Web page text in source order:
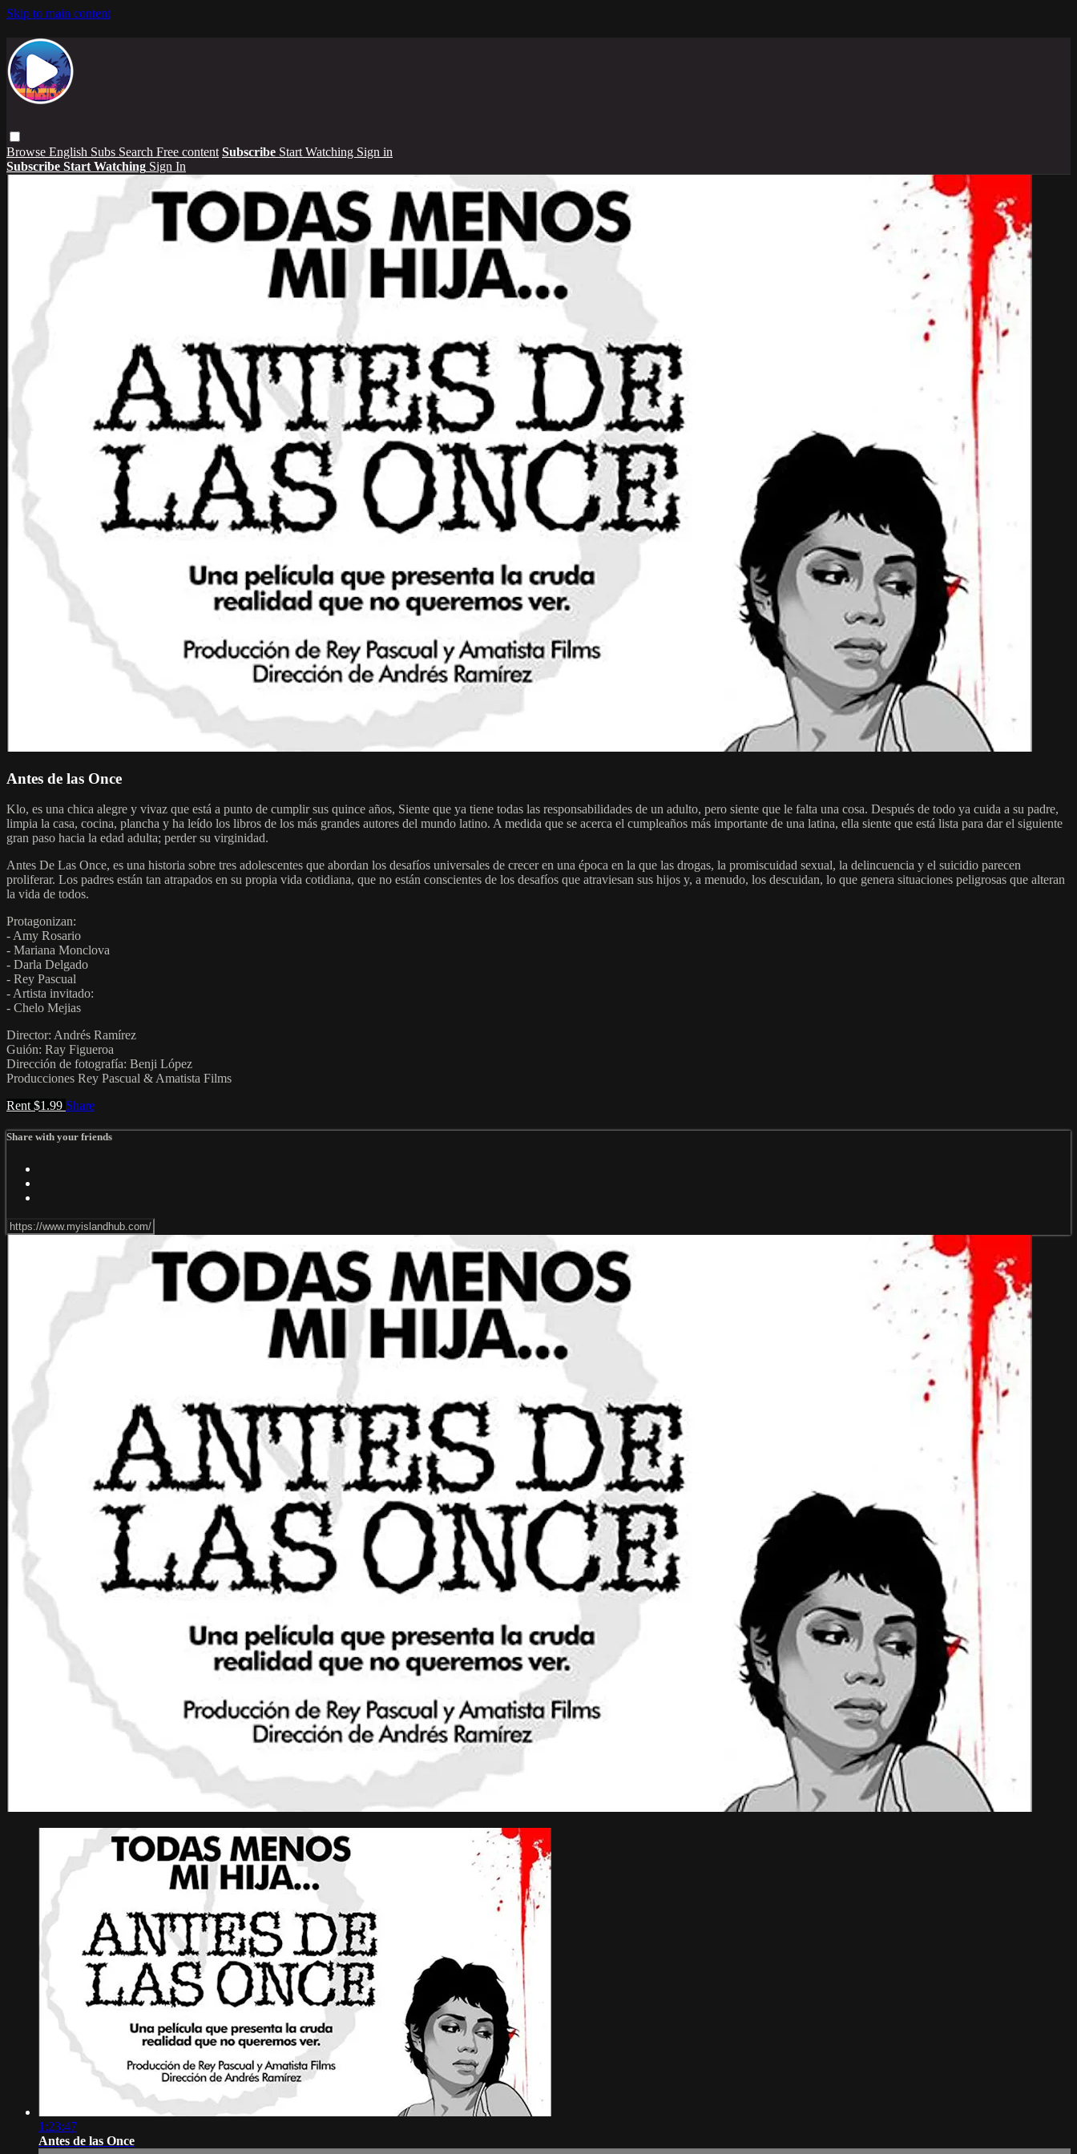
Skip to main content
Browse English Subs Search Free content Subscribe Start Watching Sign in
Subscribe Start Watching Sign In
Antes de las Once
Klo, es una chica alegre y vivaz que está a punto de cumplir sus quince años, Siente que ya tiene todas las responsabilidades de un adulto, pero siente que le falta una cosa. Después de todo ya cuida a su padre,
limpia la casa, cocina, plancha y ha leído los libros de los más grandes autores del mundo latino. A medida que se acerca el cumpleaños más importante de una latina, ella siente que está lista para dar el siguiente
gran paso hacia la edad adulta; perder su virginidad.
Antes De Las Once, es una historia sobre tres adolescentes que abordan los desafíos universales de crecer en una época en la que las drogas, la promiscuidad sexual, la delincuencia y el suicidio parecen
proliferar. Los padres están tan atrapados en su propia vida cotidiana, que no están conscientes de los desafíos que atraviesan sus hijos y, a menudo, los descuidan, lo que genera situaciones peligrosas que alteran
la vida de todos.
Protagonizan:
- Amy Rosario
- Mariana Monclova
- Darla Delgado
- Rey Pascual
- Artista invitado:
- Chelo Mejias
Director: Andrés Ramírez
Guión: Ray Figueroa
Dirección de fotografía: Benji López
Producciones Rey Pascual & Amatista Films
Rent $1.99 Share
Share with your friends
1:23:47
Antes de las Once